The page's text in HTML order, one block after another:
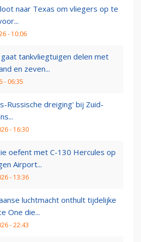
naar Texas om vliegers op te
- 10:06
gaat tankvliegtuigen delen met
en zeven...
- 06:35
Russische dreiging' bij Zuid-
- 16:30
oefent met C-130 Hercules op
Airport...
- 13:36
luchtmacht onthult tijdelijke
One die...
- 22:43